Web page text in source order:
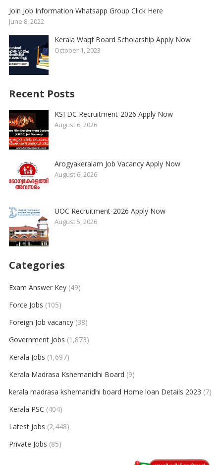
Join Job Information Whatsapp Group Click Here
June 8, 2022
Kerala Waqf Board Scholarship Apply Now
October 1, 2023
Recent Posts
KSFDC Recruitment-2026 Apply Now
August 6, 2026
Arogyakeralam Job Vacancy Apply Now
August 6, 2026
UOC Recruitment-2026 Apply Now
August 5, 2026
Categories
Exam Answer Key(49)
Force Jobs (105)
Foreign Job vacancy(38)
Government Jobs (1,873)
Kerala Jobs (1,697)
Kerala Madrasa Kshemanidhi Board (9)
kerala madrasa kshemanidhi board Home loan Details 2023 (7)
Kerala PSC (404)
Latest Jobs (2,448)
Private Jobs (85)